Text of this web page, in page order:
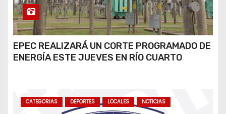
EPEC REALIZARÁ UN CORTE PROGRAMADO DE
ENERGÍA ESTE JUEVES EN RÍO CUARTO
CATEGORIAS DEPORTES LOCALES NOTICIAS